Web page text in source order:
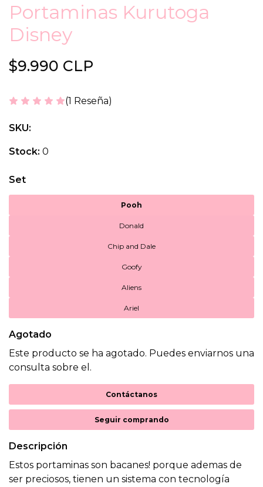
Portaminas Kurutoga
Disney
$9.990 CLP
(1 Reseña)
SKU:
Stock: 0
Set
Pooh
Donald
Chip and Dale
Goofy
Aliens
Ariel
Agotado
Este producto se ha agotado. Puedes enviarnos una
consulta sobre el.
Contáctanos
Seguir comprando
Descripción
Estos portaminas son bacanes! porque ademas de
ser preciosos, tienen un sistema con tecnología